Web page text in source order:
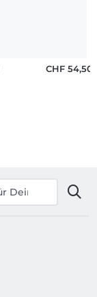
CHF 54,50